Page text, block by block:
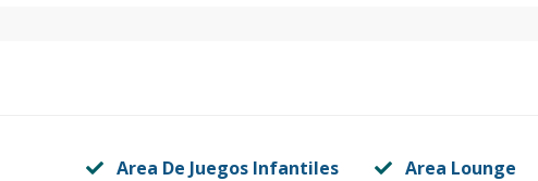
Area De Juegos Infantiles Area Lounge